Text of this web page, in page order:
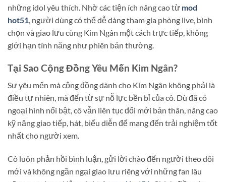
những idol yêu thích. Nhờ các tiện ích nâng cao từ mod
hot51 , người dùng có thể dễ dàng tham gia phòng live, bình
chọn và giao lưu cùng Kim Ngân một cách trực tiếp, không
giới hạn tính năng như phiên bản thường.
Tại Sao Cộng Đồng Yêu Mến Kim Ngân?
Sự yêu mến mà cộng đồng dành cho Kim Ngân không phải là
điều tự nhiên, mà đến từ sự nỗ lực bền bỉ của cô. Dù đã có
ngoại hình nổi bật, cô vẫn liên tục đổi mới bản thân, nâng cao
kỹ năng giao tiếp, hát, biểu diễn để mang đến trải nghiệm tốt
nhất cho người xem.
Cô luôn phản hồi bình luận, gửi lời chào đến người theo dõi
mới và không ngần ngại giao lưu riêng với những fan lâu